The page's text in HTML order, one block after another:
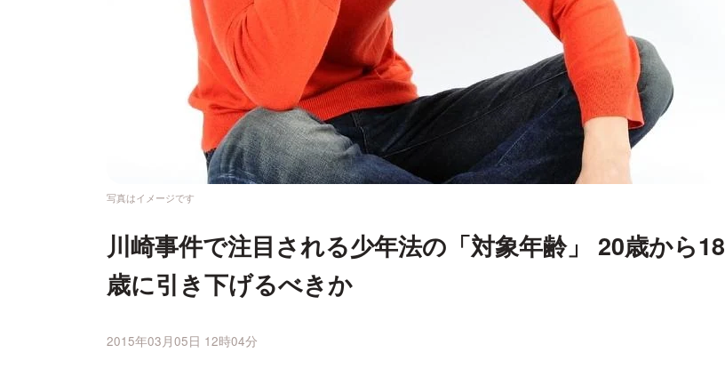
写真はイメージです
川崎事件で注目される少年法の「対象年齢」 20歳から18
歳に引き下げるべきか
2015年03月05日 12時04分